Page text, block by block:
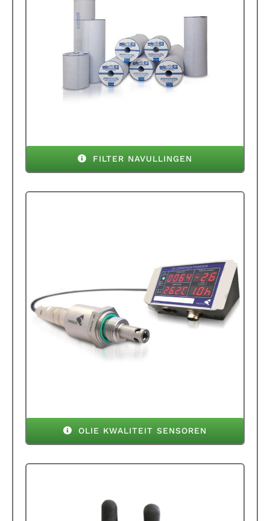
FILTER NAVULLINGEN
OLIE KWALITEIT SENSOREN